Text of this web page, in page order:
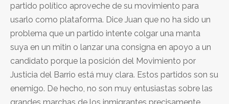
partido político aproveche de su movimiento para
usarlo como plataforma. Dice Juan que no ha sido un
problema que un partido intente colgar una manta
suya en un mitin o lanzar una consigna en apoyo a un
candidato porque la posición del Movimiento por
Justicia del Barrio está muy clara. Estos partidos son su
enemigo. De hecho, no son muy entusiastas sobre las